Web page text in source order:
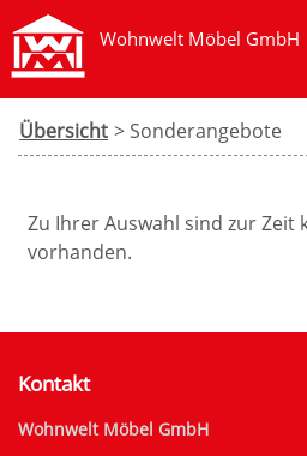
Wohnwelt Möbel GmbH
Übersicht > Sonderangebote
Zu Ihrer Auswahl sind zur Zeit
vorhanden.
Kontakt
Wohnwelt Möbel GmbH